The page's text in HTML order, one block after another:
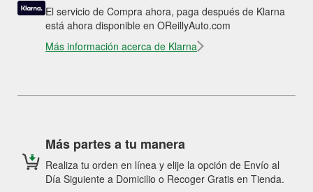
El servicio de Compra ahora, paga después de Klarna
está ahora disponible en OReillyAuto.com
Más información acerca de Klarna
Más partes a tu manera
Realiza tu orden en línea y elije la opción de Envío al
Día Siguiente a Domicilio o Recoger Gratis en Tienda.